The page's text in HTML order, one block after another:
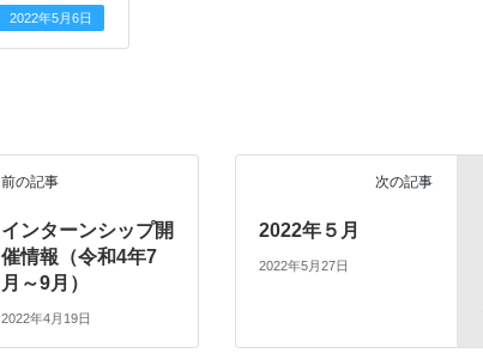
2022年5月6日
前の記事
インターンシップ開
催情報（令和4年7
月～9月）
2022年4月19日
次の記事
2022年５月
2022年5月27日